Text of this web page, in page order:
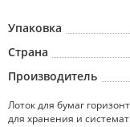
Упаковка
Страна
Производитель
Лоток для бумаг
для хранения и